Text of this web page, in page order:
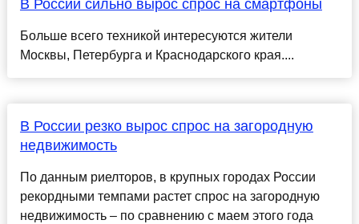
В России сильно вырос спрос на смартфоны
Больше всего техникой интересуются жители
Москвы, Петербурга и Краснодарского края....
В России резко вырос спрос на загородную
недвижимость
По данным риелторов, в крупных городах России
рекордными темпами растет спрос на загородную
недвижимость – по сравнению с маем этого года